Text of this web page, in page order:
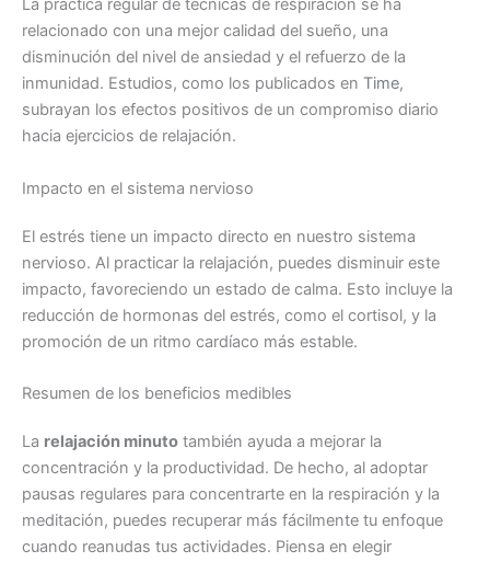
La práctica regular de técnicas de respiración se ha
relacionado con una mejor calidad del sueño, una
disminución del nivel de ansiedad y el refuerzo de la
inmunidad. Estudios, como los publicados en Time,
subrayan los efectos positivos de un compromiso diario
hacia ejercicios de relajación.
Impacto en el sistema nervioso
El estrés tiene un impacto directo en nuestro sistema
nervioso. Al practicar la relajación, puedes disminuir este
impacto, favoreciendo un estado de calma. Esto incluye la
reducción de hormonas del estrés, como el cortisol, y la
promoción de un ritmo cardíaco más estable.
Resumen de los beneficios medibles
La relajación minuto también ayuda a mejorar la
concentración y la productividad. De hecho, al adoptar
pausas regulares para concentrarte en la respiración y la
meditación, puedes recuperar más fácilmente tu enfoque
cuando reanudas tus actividades. Piensa en elegir